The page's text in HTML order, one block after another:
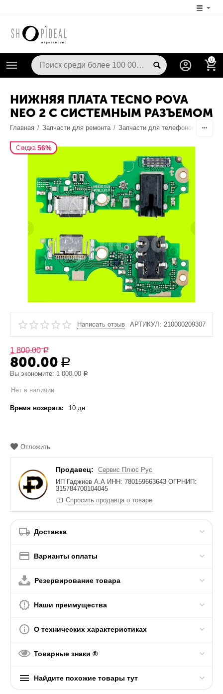
0
НИЖНЯЯ ПЛАТА TECNO POVA
NEO 2 С СИСТЕМНЫМ РАЗЪЕМОМ
Главная / Запчасти для ремонта / Запчасти для телефонов
Скидка 56%
Написать отзыв АРТИКУЛ: 210000209307
1 800.00 Р
800.00 Р
Вы экономите: 1 000.00 Р
Нет в наличии
Время возврата: 10 дн.
Отложить
Продавец:
Сервис Плюс Рус
ИП Гаджиев А.А ИНН: 780159663643 ОГРНИП:
315784700104045
Спросить продавца о товаре
Доставка
Варианты оплаты
Резервирование товара
Наши преимущества
О технических характеристиках
Товарные знаки ®
Найдите похожие товары тут